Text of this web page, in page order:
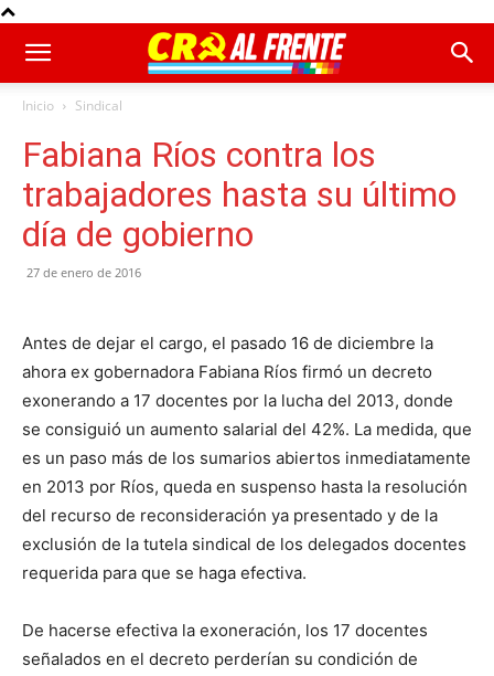
Inicio Sindical
Fabiana Ríos contra los
trabajadores hasta su último
día de gobierno
27 de enero de 2016
Antes de dejar el cargo, el pasado 16 de diciembre la
ahora ex gobernadora Fabiana Ríos firmó un decreto
exonerando a 17 docentes por la lucha del 2013, donde
se consiguió un aumento salarial del 42%. La medida, que
es un paso más de los sumarios abiertos inmediatamente
en 2013 por Ríos, queda en suspenso hasta la resolución
del recurso de reconsideración ya presentado y de la
exclusión de la tutela sindical de los delegados docentes
requerida para que se haga efectiva.
De hacerse efectiva la exoneración, los 17 docentes
señalados en el decreto perderían su condición de